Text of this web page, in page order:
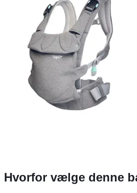
Hvorfor vælge denne